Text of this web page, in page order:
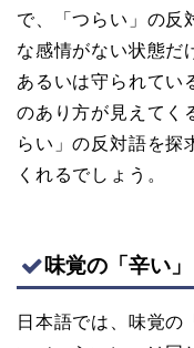
で、「つらい」の反
な感情がない状態だ
あるいは守られてい
のあり方が見えてく
らい」の反対語を探
くれるでしょう。
味覚の「辛い」
日本語では、味覚の